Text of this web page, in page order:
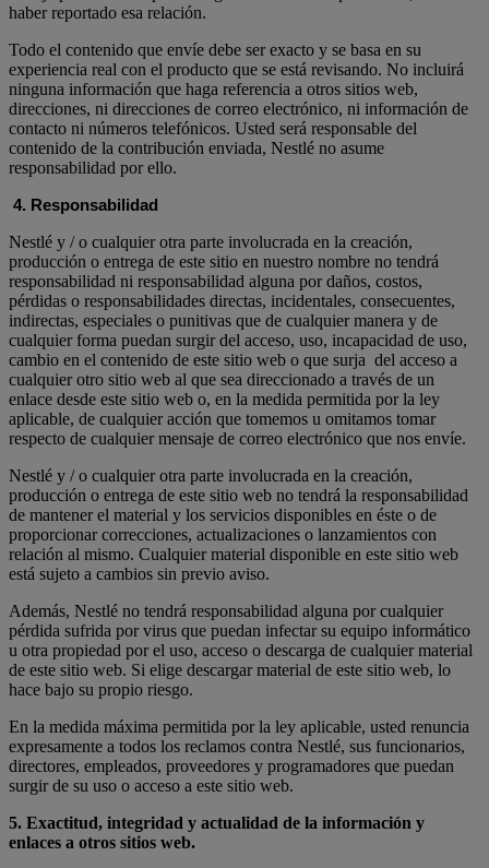
haber reportado esa relación.
Todo el contenido que envíe debe ser exacto y se basa en su
experiencia real con el producto que se está revisando. No incluirá
ninguna información que haga referencia a otros sitios web,
direcciones, ni direcciones de correo electrónico, ni información de
contacto ni números telefónicos. Usted será responsable del
contenido de la contribución enviada, Nestlé no asume
responsabilidad por ello.
4. Responsabilidad
Nestlé y / o cualquier otra parte involucrada en la creación,
producción o entrega de este sitio en nuestro nombre no tendrá
responsabilidad ni responsabilidad alguna por daños, costos,
pérdidas o responsabilidades directas, incidentales, consecuentes,
indirectas, especiales o punitivas que de cualquier manera y de
cualquier forma puedan surgir del acceso, uso, incapacidad de uso,
cambio en el contenido de este sitio web o que surja del acceso a
cualquier otro sitio web al que sea direccionado a través de un
enlace desde este sitio web o, en la medida permitida por la ley
aplicable, de cualquier acción que tomemos u omitamos tomar
respecto de cualquier mensaje de correo electrónico que nos envíe.
Nestlé y / o cualquier otra parte involucrada en la creación,
producción o entrega de este sitio web no tendrá la responsabilidad
de mantener el material y los servicios disponibles en éste o de
proporcionar correcciones, actualizaciones o lanzamientos con
relación al mismo. Cualquier material disponible en este sitio web
está sujeto a cambios sin previo aviso.
Además, Nestlé no tendrá responsabilidad alguna por cualquier
pérdida sufrida por virus que puedan infectar su equipo informático
u otra propiedad por el uso, acceso o descarga de cualquier material
de este sitio web. Si elige descargar material de este sitio web, lo
hace bajo su propio riesgo.
En la medida máxima permitida por la ley aplicable, usted renuncia
expresamente a todos los reclamos contra Nestlé, sus funcionarios,
directores, empleados, proveedores y programadores que puedan
surgir de su uso o acceso a este sitio web.
5. Exactitud, integridad y actualidad de la información y
enlaces a otros sitios web.